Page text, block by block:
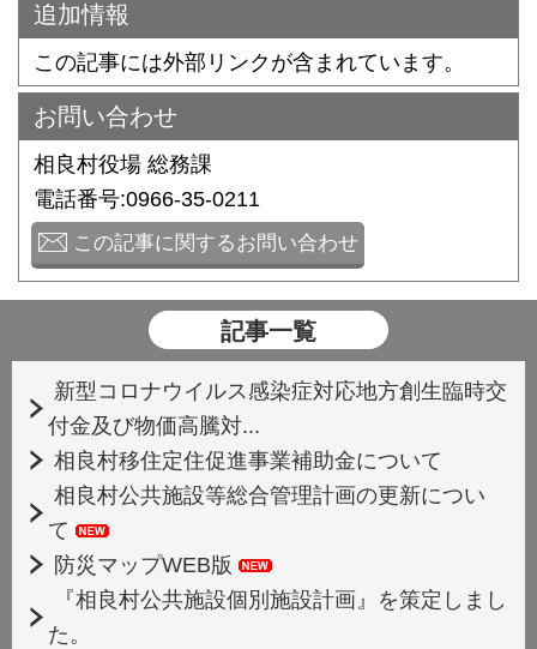
追加情報
この記事には外部リンクが含まれています。
お問い合わせ
相良村役場 総務課
電話番号:0966-35-0211
この記事に関するお問い合わせ
記事一覧
新型コロナウイルス感染症対応地方創生臨時交
付金及び物価高騰対...
相良村移住定住促進事業補助金について
相良村公共施設等総合管理計画の更新につい
て
防災マップWEB版
『相良村公共施設個別施設計画』を策定しまし
た。